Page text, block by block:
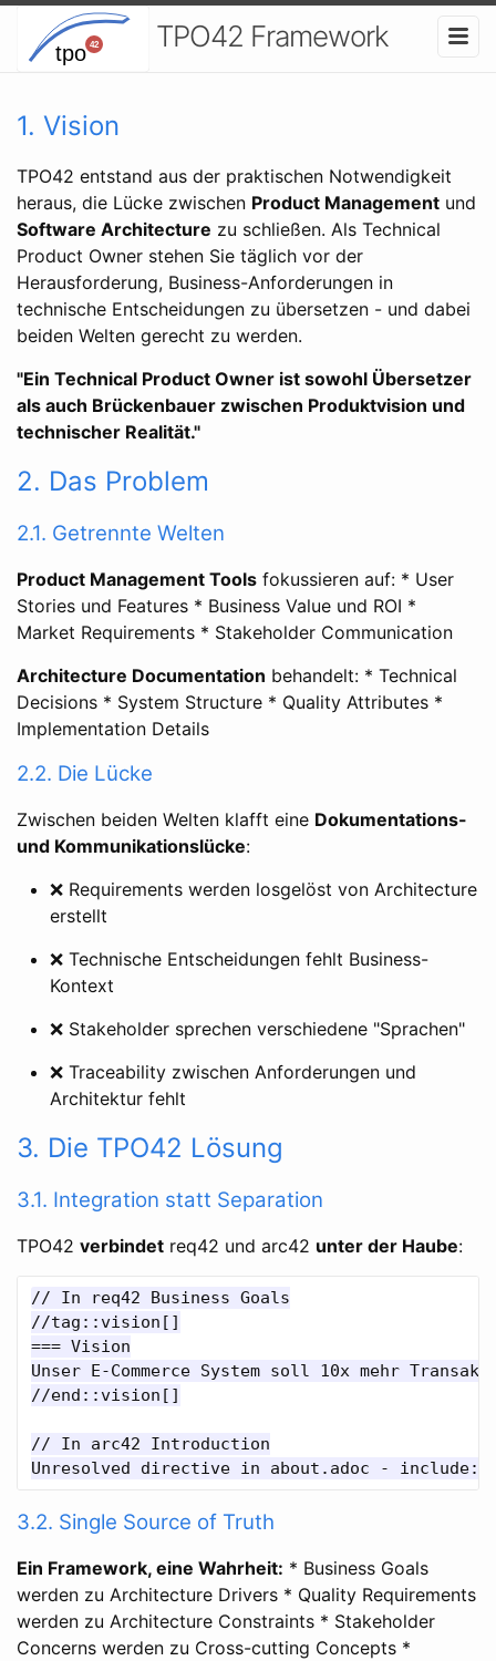
TPO42 Framework
1. Vision
TPO42 entstand aus der praktischen Notwendigkeit
heraus, die Lücke zwischen Product Management und
Software Architecture zu schließen. Als Technical
Product Owner stehen Sie täglich vor der
Herausforderung, Business-Anforderungen in
technische Entscheidungen zu übersetzen - und dabei
beiden Welten gerecht zu werden.
"Ein Technical Product Owner ist sowohl Übersetzer
als auch Brückenbauer zwischen Produktvision und
technischer Realität."
2. Das Problem
2.1. Getrennte Welten
Product Management Tools fokussieren auf: * User
Stories und Features * Business Value und ROI *
Market Requirements * Stakeholder Communication
Architecture Documentation behandelt: * Technical
Decisions * System Structure * Quality Attributes *
Implementation Details
2.2. Die Lücke
Zwischen beiden Welten klafft eine Dokumentations-
und Kommunikationslücke:
❌ Requirements werden losgelöst von Architecture
erstellt
❌ Technische Entscheidungen fehlt Business-
Kontext
❌ Stakeholder sprechen verschiedene "Sprachen"
❌ Traceability zwischen Anforderungen und
Architektur fehlt
3. Die TPO42 Lösung
3.1. Integration statt Separation
TPO42 verbindet req42 und arc42 unter der Haube:
// In req42 Business Goals
//tag::vision[]
=== Vision
Unser E-Commerce System soll 10x mehr
//end::vision[]
// In arc42 Introduction
Unresolved directive in about.adoc -
3.2. Single Source of Truth
Ein Framework, eine Wahrheit: * Business Goals
werden zu Architecture Drivers * Quality Requirements
werden zu Architecture Constraints * Stakeholder
Concerns werden zu Cross-cutting Concepts *